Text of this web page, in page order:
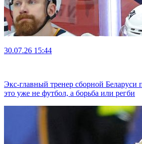
30.07.26 15:44
Экс-главный тренер сборной
это уже не футбол, а борьба или регби